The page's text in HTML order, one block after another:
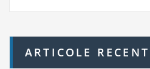
e
ARTICOLE